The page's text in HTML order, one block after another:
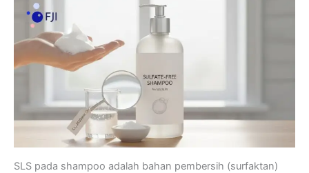
SLS pada shampoo adalah bahan pembersih (surfaktan)